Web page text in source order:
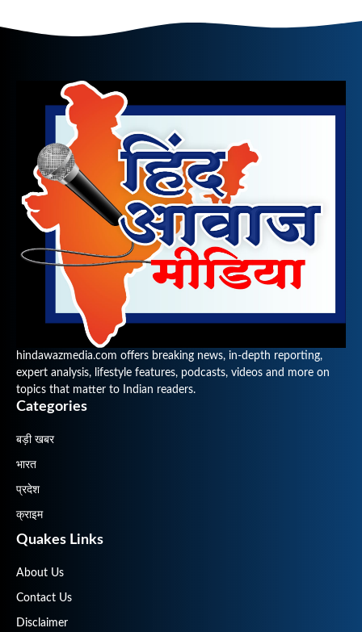
hindawazmedia.com offers breaking news, in-depth reporting,
expert analysis, lifestyle features, podcasts, videos and more on
topics that matter to Indian readers.
Categories
बड़ी खबर
भारत
प्रदेश
क्राइम
Quakes Links
About Us
Contact Us
Disclaimer